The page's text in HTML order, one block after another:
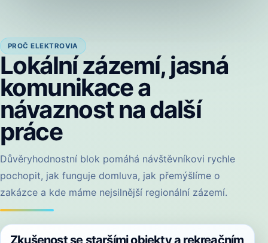
PROČ ELEKTROVIA
Lokální zázemí, jasná
komunikace a
návaznost na další
práce
Důvěryhodnostní blok pomáhá návštěvníkovi rychle
pochopit, jak funguje domluva, jak přemýšlíme o
zakázce a kde máme nejsilnější regionální zázemí.